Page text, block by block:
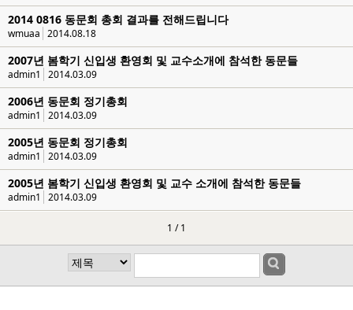
2014 0816 동문회 총회 결과를 전해드립니다
wmuaa 2014.08.18
2007년 봄학기 신입생 환영회 및 교수소개에 참석한 동문들
admin1 2014.03.09
2006년 동문회 정기총회
admin1 2014.03.09
2005년 동문회 정기총회
admin1 2014.03.09
2005년 봄학기 신입생 환영회 및 교수 소개에 참석한 동문들
admin1 2014.03.09
1 / 1